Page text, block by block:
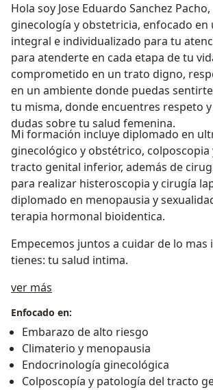
Hola soy Jose Eduardo Sanchez
ginecología y obstetricia, enfocado
integral e individualizado para tu
para atenderte en cada etapa de tu
comprometido en un trato digno,
en un ambiente donde puedas
tu misma, donde encuentres respeto
dudas sobre tu salud femenina.
Mi formación incluye diplomado en
ginecológico y obstétrico, colposcopia
tracto genital inferior, además de
para realizar histeroscopia y cirugía
diplomado en menopausia y
terapia hormonal bioidentica.
Empecemos juntos a cuidar de lo
tienes: tu salud intima.
ver más
Enfocado en:
Embarazo de alto riesgo
Climaterio y menopausia
Endocrinología ginecológica
Colposcopía y patología del tracto